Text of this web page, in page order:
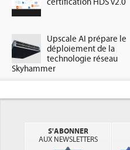
certification HDS v2.0
Upscale AI prépare le
déploiement de la
technologie réseau
Skyhammer
S'ABONNER
AUX NEWSLETTERS